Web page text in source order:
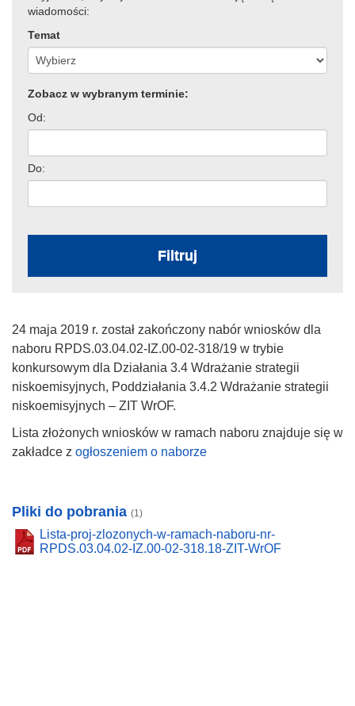
wiadomości:
Temat
Zobacz w wybranym terminie:
Od:
Do:
Filtruj
24 maja 2019 r. został zakończony nabór wniosków dla
naboru RPDS.03.04.02-IZ.00-02-318/19 w trybie
konkursowym dla Działania 3.4 Wdrażanie strategii
niskoemisyjnych, Poddziałania 3.4.2 Wdrażanie strategii
niskoemisyjnych – ZIT WrOF.
Lista złożonych wniosków w ramach naboru znajduje się w
zakładce z ogłoszeniem o naborze
Pliki do pobrania (1)
Lista-proj-zlozonych-w-ramach-naboru-nr-
RPDS.03.04.02-IZ.00-02-318.18-ZIT-WrOF